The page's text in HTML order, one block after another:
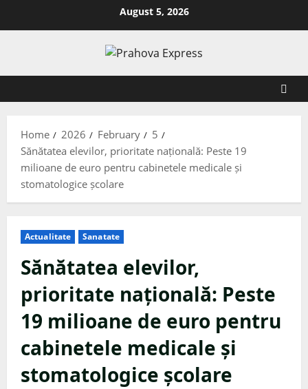
August 5, 2026
Home 2026 February
5
Sănătatea elevilor, prioritate națională: Peste 19
milioane de euro pentru cabinetele medicale și
stomatologice școlare
Actualitate Sanatate
Sănătatea elevilor,
prioritate națională: Peste
19 milioane de euro pentru
cabinetele medicale și
stomatologice școlare